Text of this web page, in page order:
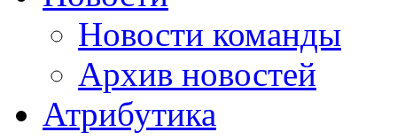
Новости команды
Архив новостей
Атрибутика